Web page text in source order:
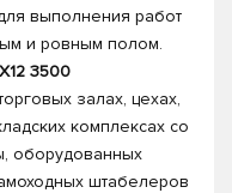
выполнения работ
и ровным полом.
3500
залах, цехах,
комплексах со
оборудованных
штабелеров